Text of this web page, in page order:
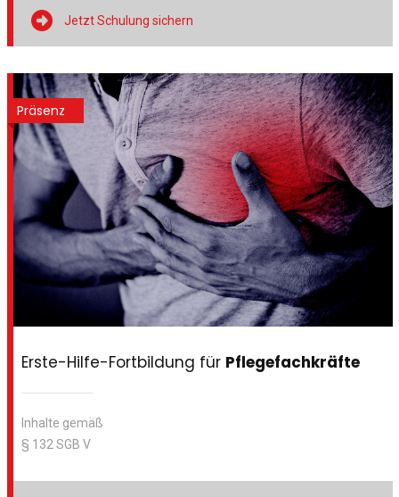
 Jetzt Schulung sichern
Präsenz
Erste-Hilfe-Fortbildung für Pflegefachkräfte
Inhalte gemäß
§ 132 SGB V